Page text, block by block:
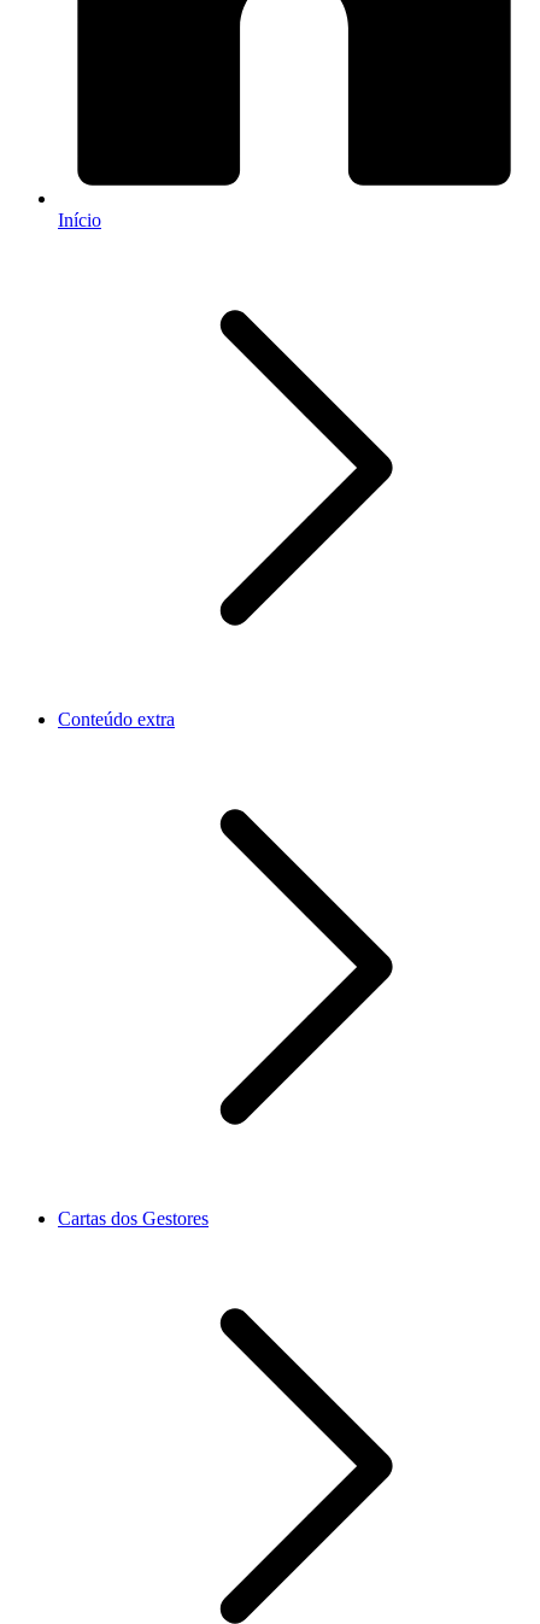
Início
Conteúdo extra
Cartas dos Gestores